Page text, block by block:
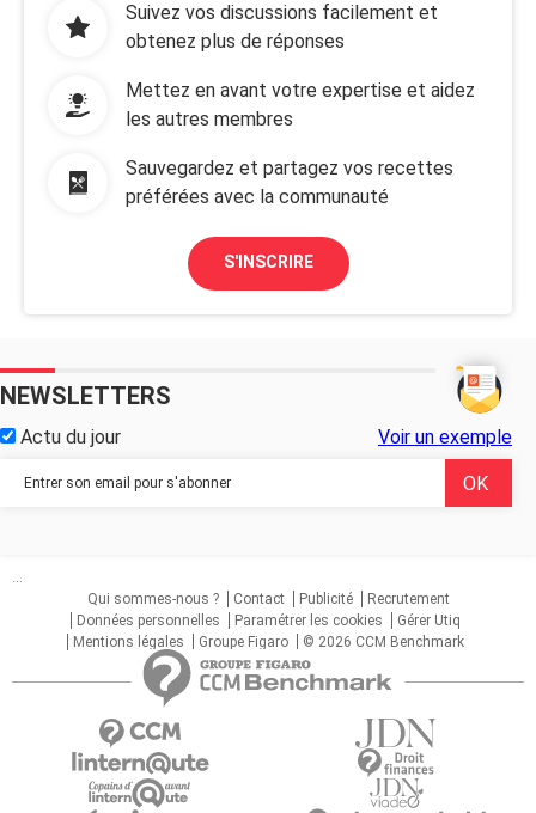
Suivez vos discussions facilement et
obtenez plus de réponses
Mettez en avant votre expertise et aidez
les autres membres
Sauvegardez et partagez vos recettes
préférées avec la communauté
S'INSCRIRE
NEWSLETTERS
Actu du jour Voir un exemple
...
Qui sommes-nous ?
Contact Publicité
Recrutement
Données personnelles
Paramétrer les cookies
Gérer Utiq
Mentions légales
Groupe Figaro © 2026 CCM Benchmark